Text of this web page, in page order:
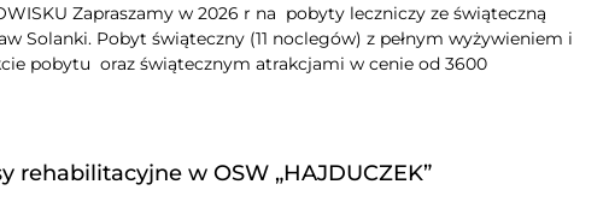
Zapraszamy w 2026 r na pobyty leczniczy ze świąteczną
Solanki. Pobyt świąteczny (11 noclegów) z pełnym wyżywieniem i
pobytu oraz świątecznym atrakcjami w cenie od 3600
rehabilitacyjne w OSW „HAJDUCZEK”